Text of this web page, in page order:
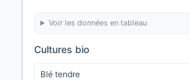
Voir les données en tableau
Cultures bio
Blé tendre